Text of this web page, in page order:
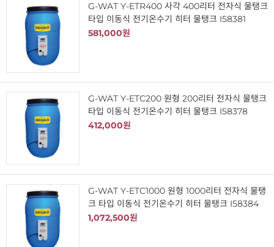
G-WAT Y-ETR400 사각 400리터 전자식 물탱크
타입 이동식 전기온수기 히터 물탱크 I58381
581,000원
G-WAT Y-ETC200 원형 200리터 전자식 물탱크
타입 이동식 전기온수기 히터 물탱크 I58378
412,000원
G-WAT Y-ETC1000 원형 1000리터 전자식 물탱
크 타입 이동식 전기온수기 히터 물탱크 I58384
1,072,500원